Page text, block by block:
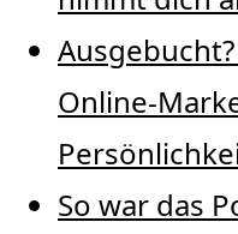
Online-
So war das